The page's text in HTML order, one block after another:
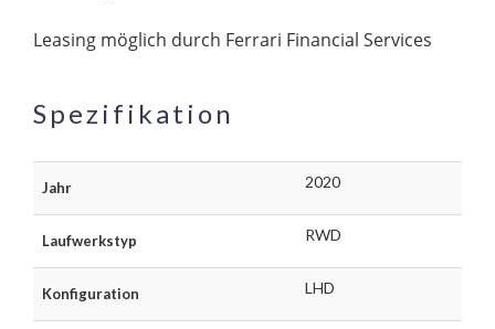
Leasing möglich durch Ferrari Financial Services
Spezifikation
Jahr 2020
Laufwerkstyp RWD
Konfiguration LHD